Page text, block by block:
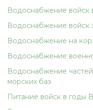
Водоснабжение войск
Водоснабжение войск
Водоснабжение на
Водоснабжение
Водоснабжение
морских баз
Питание войск в годы